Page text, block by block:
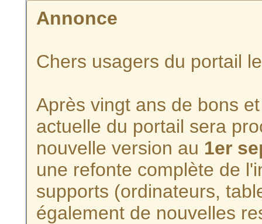
Annonce
Chers usagers du portail
Après vingt ans de bons
actuelle du portail sera
nouvelle version au 1er
une refonte complète de
supports (ordinateurs,
également de nouvelles